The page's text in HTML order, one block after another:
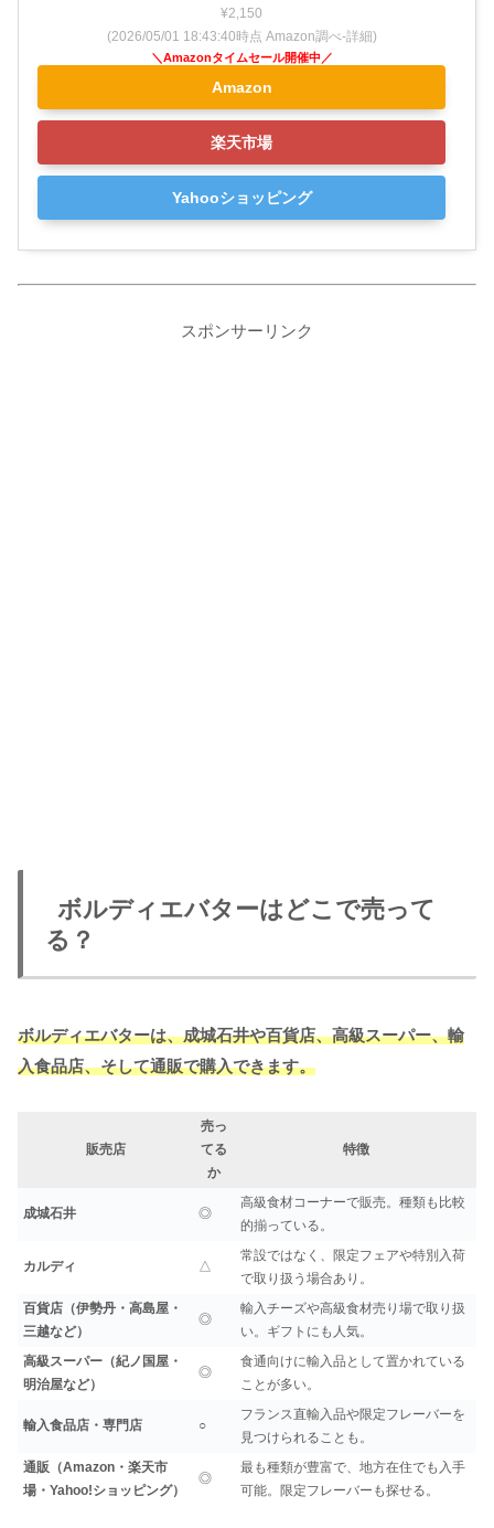
¥2,150
(2026/05/01 18:43:40時点 Amazon調べ-詳細)
Amazon
楽天市場
Yahooショッピング
スポンサーリンク
ボルディエバターはどこで売って
る？
ボルディエバターは、成城石井や百貨店、高級スーパー、輸
入食品店、そして通販で購入できます。
販売店
売っ
てる
か
特徴
成城石井 ◎
高級食材コーナーで販売。種類も比較
的揃っている。
カルディ △
常設ではなく、限定フェアや特別入荷
で取り扱う場合あり。
百貨店（伊勢丹・高島屋・
三越など）
◎
輸入チーズや高級食材売り場で取り扱
い。ギフトにも人気。
高級スーパー（紀ノ国屋・
明治屋など）
◎
食通向けに輸入品として置かれている
ことが多い。
輸入食品店・専門店 ○
フランス直輸入品や限定フレーバーを
見つけられることも。
通販（Amazon・楽天市
場・Yahoo!ショッピング）
◎
最も種類が豊富で、地方在住でも入手
可能。限定フレーバーも探せる。